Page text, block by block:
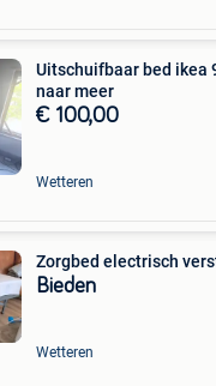
Uitschuifbaar bed ikea
naar meer
€ 100,00
Wetteren
Zorgbed electrisch
Bieden
Wetteren